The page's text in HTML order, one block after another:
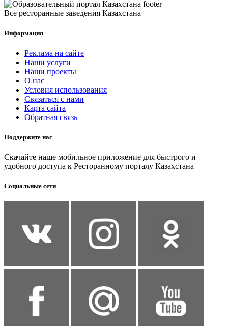
Все ресторанные заведения Казахстана
Информация
Реклама на сайте
Наши услуги
Наши проекты
О нас
Условия использования
Связаться с нами
Карта сайта
Обратная связь
Поддержите нас
Скачайте наше мобильное приложение для быстрого и
удобного доступа к Ресторанному порталу Казахстана
Социальные сети